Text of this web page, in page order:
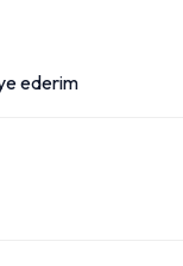
ederim